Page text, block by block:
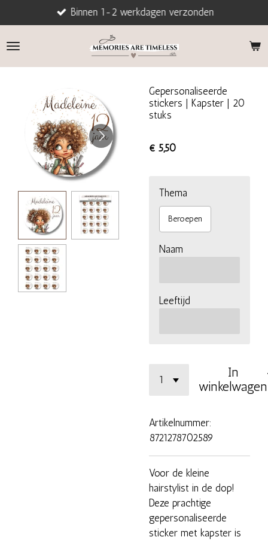
direct
naar
Binnen 1-2 werkdagen verzonden
Gepersonaliseerde
stickers | Kapster | 20
stuks
€ 5,50
Thema
Beroepen
Naam
Leeftijd
In
winkelwagen
Artikelnummer:
8721278702589
Voor de kleine
hairstylist in de dop!
Deze prachtige
gepersonaliseerde
sticker met kapster is